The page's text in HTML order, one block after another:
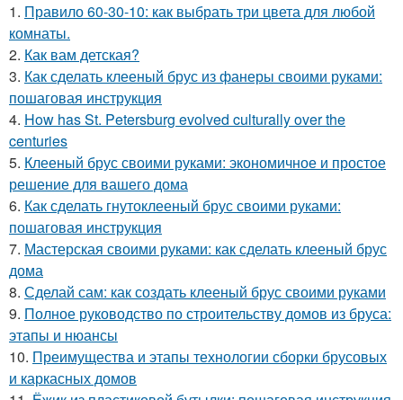
1. Правило 60-30-10: как выбрать три цвета для любой
комнаты.
2. Как вам детская?
3. Как сделать клееный брус из фанеры своими руками:
пошаговая инструкция
4. How has St. Petersburg evolved culturally over the
centuries
5. Клееный брус своими руками: экономичное и простое
решение для вашего дома
6. Как сделать гнутоклееный брус своими руками:
пошаговая инструкция
7. Мастерская своими руками: как сделать клееный брус
дома
8. Сделай сам: как создать клееный брус своими руками
9. Полное руководство по строительству домов из бруса:
этапы и нюансы
10. Преимущества и этапы технологии сборки брусовых
и каркасных домов